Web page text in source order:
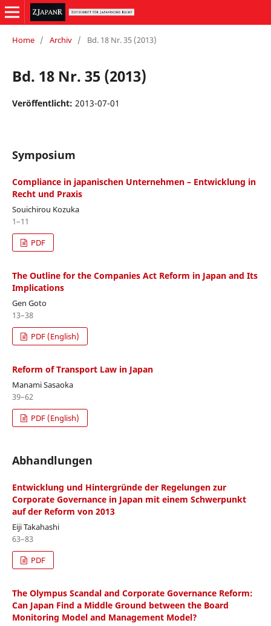
Home / Archiv / Bd. 18 Nr. 35 (2013)
Bd. 18 Nr. 35 (2013)
Veröffentlicht: 2013-07-01
Symposium
Compliance in japanischen Unternehmen – Entwicklung in
Recht und Praxis
Souichirou Kozuka
1–11
PDF
The Outline for the Companies Act Reform in Japan and Its
Implications
Gen Goto
13–38
PDF (English)
Reform of Transport Law in Japan
Manami Sasaoka
39–62
PDF (English)
Abhandlungen
Entwicklung und Hintergründe der Regelungen zur
Corporate Governance in Japan mit einem Schwerpunkt
auf der Reform von 2013
Eiji Takahashi
63–83
PDF
The Olympus Scandal and Corporate Governance Reform:
Can Japan Find a Middle Ground between the Board
Monitoring Model and Management Model?